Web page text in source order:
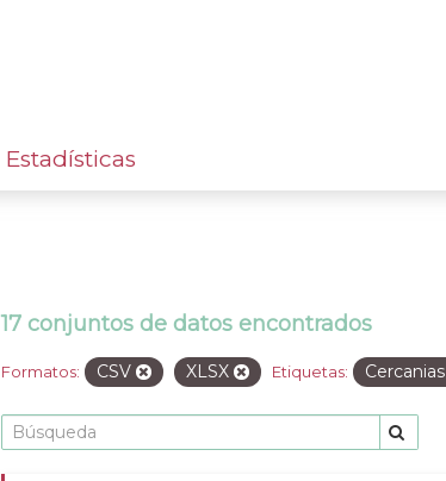
Estadísticas
17 conjuntos de datos encontrados
Formatos: CSV XLSX Etiquetas: Cercanias